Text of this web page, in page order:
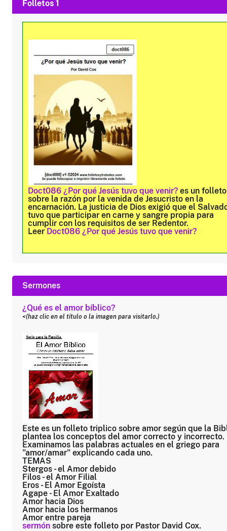
Folletos 1
Doct086 ¿Por qué Jesús tuvo que venir? es un folleto
sobre la razón por la venida de Jesucristo en la
encarnación. La justicia de Dios exigió que el
tuvo que participar en carne y sangre propia para
cumplir con los requisitos de ser Redentor.
Leer Doct086 ¿Por qué Jesús tuvo que venir?
Sermones
¿Qué es el amor bíblico?
<(haz clic en el título o la imagen para visitarlo.)
Este es un folleto triplico sobre amor según que la
plantea los conceptos del amor correcto y incorrecto.
Examinamos las palabras actuales en el griego para
"amor/amar" explicando cada uno.
TEMAS
Stergos - el Amor debido
Filos - el Amor Filial
Eros - El Amor Egoísta
Agape - El Amor Exaltado
Amor hacia Dios
Amor hacia los hermanos
Amor entre pareja
sermón sobre este folleto por Pastor David Cox.